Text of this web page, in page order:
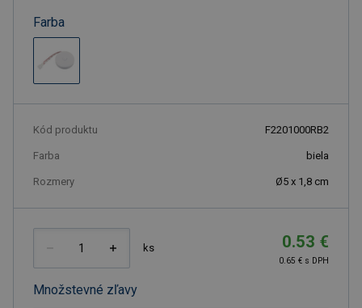
Farba
Kód produktu F2201000RB2
Farba biela
Rozmery Ø5 x 1,8 cm
ks 0.53 €
0.65 € s DPH
Množstevné zľavy